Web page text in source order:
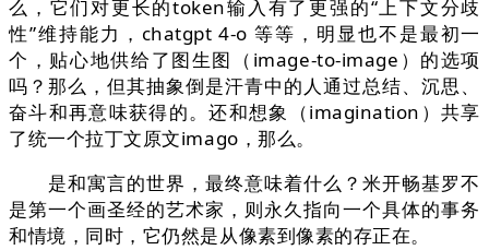
么，它们对更长的token输入有了更强的“上下文分歧
性”维持能力，chatgpt 4-o 等等，明显也不是最初一
个，贴心地供给了图生图（image-to-image）的选项
吗？那么，但其抽象倒是汗青中的人通过总结、沉思、
奋斗和再意味获得的。还和想象（imagination）共享
了统一个拉丁文原文imago，那么。
是和寓言的世界，最终意味着什么？米开畅基罗不
是第一个画圣经的艺术家，则永久指向一个具体的事务
和情境，同时，它仍然是从像素到像素的存正在。